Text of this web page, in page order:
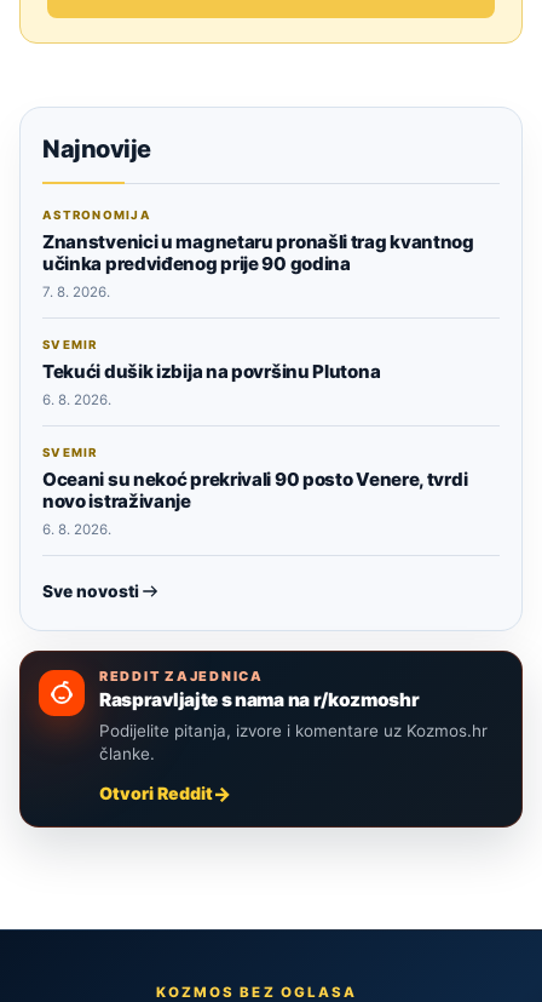
Najnovije
ASTRONOMIJA
Znanstvenici u magnetaru pronašli trag kvantnog
učinka predviđenog prije 90 godina
7. 8. 2026.
SVEMIR
Tekući dušik izbija na površinu Plutona
6. 8. 2026.
SVEMIR
Oceani su nekoć prekrivali 90 posto Venere, tvrdi
novo istraživanje
6. 8. 2026.
Sve novosti
REDDIT ZAJEDNICA
Raspravljajte s nama na r/kozmoshr
Podijelite pitanja, izvore i komentare uz Kozmos.hr
članke.
Otvori Reddit
KOZMOS BEZ OGLASA